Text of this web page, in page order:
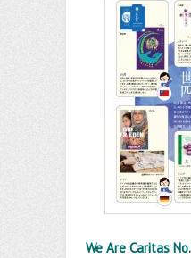
We Are Caritas